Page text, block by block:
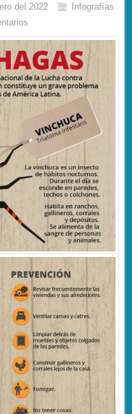
del 2022
Infografías